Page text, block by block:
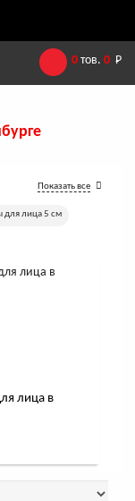
0 тов. 0 Р
Показать все
для лица 5 см
см
лица в